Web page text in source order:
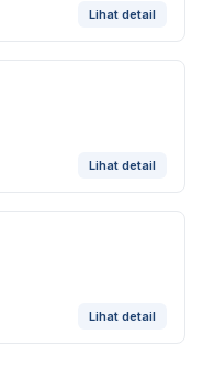
Lihat detail
Lihat detail
Lihat detail